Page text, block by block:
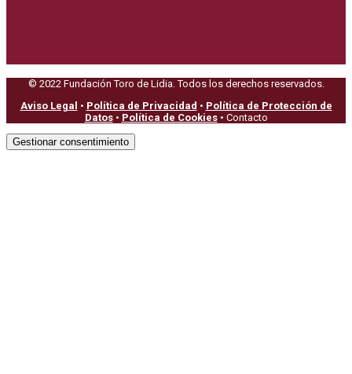
© 2022 Fundación Toro de Lidia. Todos los derechos reservados.
Aviso Legal • Política de Privacidad • Política de Protección de
Datos• Política de Cookies• Contacto
Gestionar consentimiento